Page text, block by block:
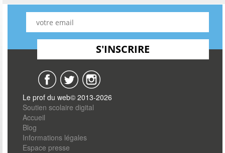
Le prof du web© 2013-2026
Soutien scolaire digital
Accueil
Blog
Informations légales
Espace presse